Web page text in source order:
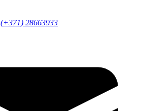
(+371) 28663933